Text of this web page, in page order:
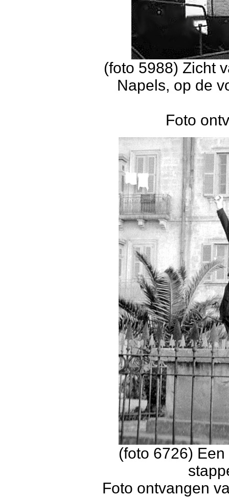
(foto 5988) Zicht
Napels, op de
Foto
(foto 6726) Een
Foto ontvangen